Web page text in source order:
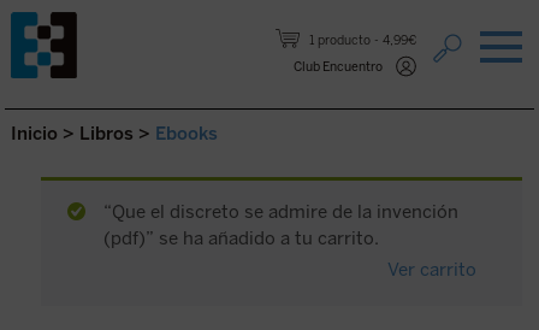
1 producto
4,99€
Club Encuentro
Saltar al contenido.
Inicio > Libros > Ebooks
“Que el discreto se admire de la invención
(pdf)” se ha añadido a tu carrito.
Ver carrito